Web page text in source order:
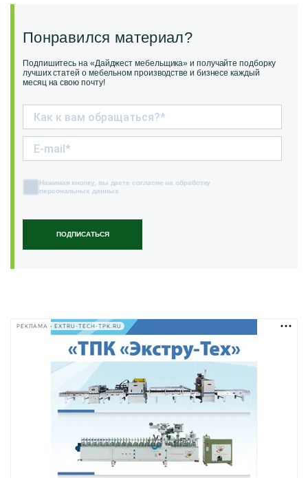
Понравился материал?
Подпишитесь на «Дайджест мебельщика» и получайте подборку
лучших статей о мебельном производстве и бизнесе каждый
месяц на свою почту!
ПОДПИСАТЬСЯ
Нажимая кнопку, вы даете согласие на обработку
персональных данных
РЕКЛАМА • EXTRU-TECH-TPK.RU